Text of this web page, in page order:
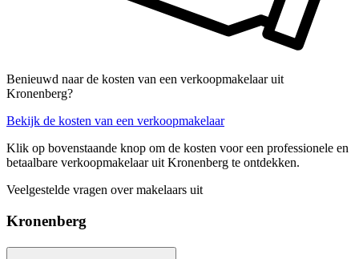
Benieuwd naar de kosten van een verkoopmakelaar uit
Kronenberg?
Bekijk de kosten van een verkoopmakelaar
Klik op bovenstaande knop om de kosten voor een professionele en
betaalbare verkoopmakelaar uit Kronenberg te ontdekken.
Veelgestelde vragen over makelaars uit
Kronenberg